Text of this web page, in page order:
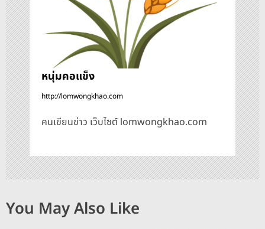
หนุ่มคอแข็ง
http://lomwongkhao.com
คนเขียนข่าว เว็บไซต์ lomwongkhao.com
You May Also Like